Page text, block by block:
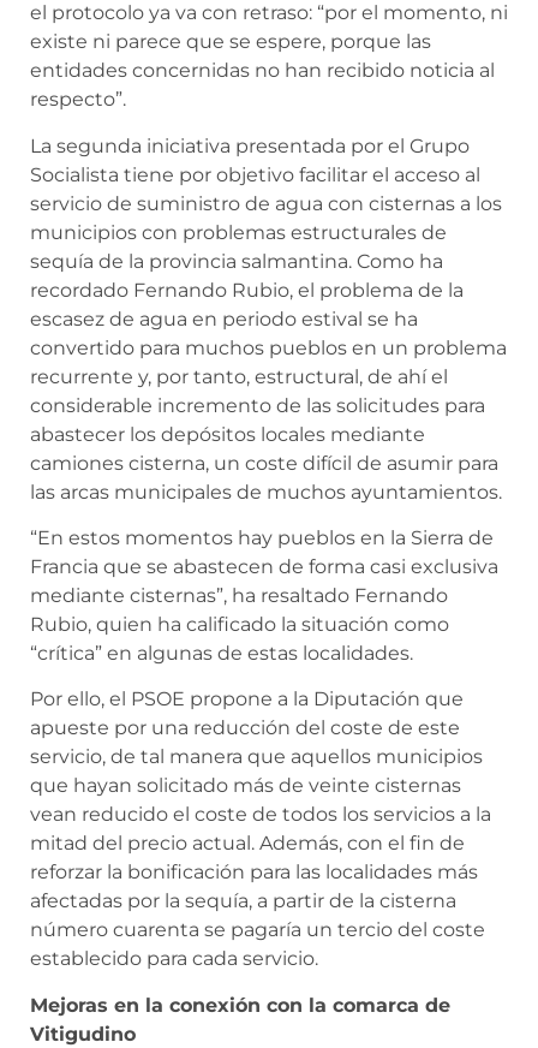
el protocolo ya va con retraso: “por el momento, ni
existe ni parece que se espere, porque las
entidades concernidas no han recibido noticia al
respecto”.
La segunda iniciativa presentada por el Grupo
Socialista tiene por objetivo facilitar el acceso al
servicio de suministro de agua con cisternas a los
municipios con problemas estructurales de
sequía de la provincia salmantina. Como ha
recordado Fernando Rubio, el problema de la
escasez de agua en periodo estival se ha
convertido para muchos pueblos en un problema
recurrente y, por tanto, estructural, de ahí el
considerable incremento de las solicitudes para
abastecer los depósitos locales mediante
camiones cisterna, un coste difícil de asumir para
las arcas municipales de muchos ayuntamientos.
“En estos momentos hay pueblos en la Sierra de
Francia que se abastecen de forma casi exclusiva
mediante cisternas”, ha resaltado Fernando
Rubio, quien ha calificado la situación como
“crítica” en algunas de estas localidades.
Por ello, el PSOE propone a la Diputación que
apueste por una reducción del coste de este
servicio, de tal manera que aquellos municipios
que hayan solicitado más de veinte cisternas
vean reducido el coste de todos los servicios a la
mitad del precio actual. Además, con el fin de
reforzar la bonificación para las localidades más
afectadas por la sequía, a partir de la cisterna
número cuarenta se pagaría un tercio del coste
establecido para cada servicio.
Mejoras en la conexión con la comarca de
Vitigudino